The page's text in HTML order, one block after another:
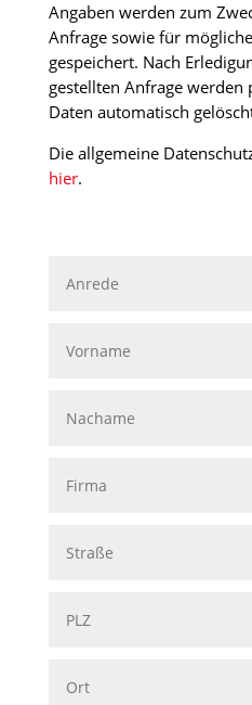
Angaben werden zum
Anfrage sowie für
gespeichert. Nach
gestellten Anfrage werden
Daten automatisch
Die allgemeine
hier.